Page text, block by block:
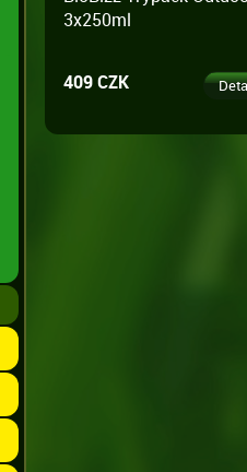
3x250ml
409 CZK